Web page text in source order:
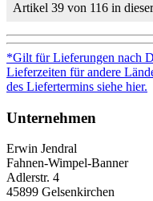
Artikel 39 von 116 in
*Gilt für Lieferungen nach
Lieferzeiten für andere
des Liefertermins siehe hier.
Unternehmen
Erwin Jendral
Fahnen-Wimpel-Banner
Adlerstr. 4
45899 Gelsenkirchen